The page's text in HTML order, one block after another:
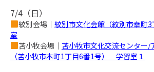
7/4（日）
紋別会場｜ 紋別市文化会館（紋別市幸
室
苫小牧会場｜ 苫小牧市文化交流センター/
（苫小牧市本町1丁目6番1号） 学習室１